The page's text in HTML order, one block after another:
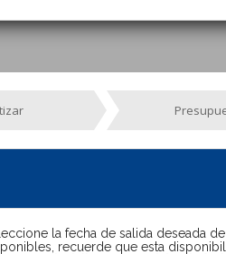
la fecha de salida deseada
recuerde que esta